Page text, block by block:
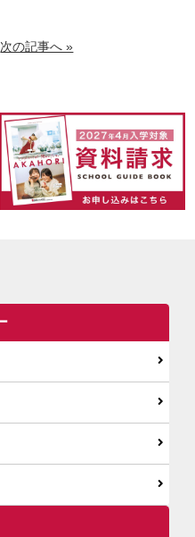
次の記事へ »